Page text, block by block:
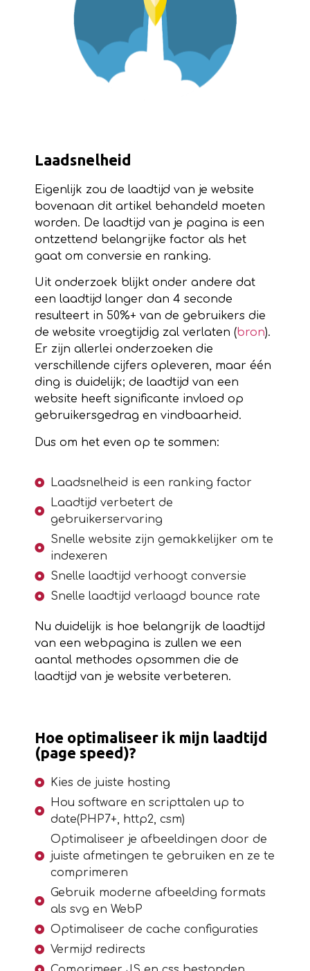
Laadsnelheid
Eigenlijk zou de laadtijd van je website
bovenaan dit artikel behandeld moeten
worden. De laadtijd van je pagina is een
ontzettend belangrijke factor als het
gaat om conversie en ranking.
Uit onderzoek blijkt onder andere dat
een laadtijd langer dan 4 seconde
resulteert in 50%+ van de gebruikers die
de website vroegtijdig zal verlaten (bron).
Er zijn allerlei onderzoeken die
verschillende cijfers opleveren, maar één
ding is duidelijk; de laadtijd van een
website heeft significante invloed op
gebruikersgedrag en vindbaarheid.
Dus om het even op te sommen:
Laadsnelheid is een ranking factor
Laadtijd verbetert de
gebruikerservaring
Snelle website zijn gemakkelijker om te
indexeren
Snelle laadtijd verhoogt conversie
Snelle laadtijd verlaagd bounce rate
Nu duidelijk is hoe belangrijk de laadtijd
van een webpagina is zullen we een
aantal methodes opsommen die de
laadtijd van je website verbeteren.
Hoe optimaliseer ik mijn laadtijd
(page speed)?
Kies de juiste hosting
Hou software en scripttalen up to
date(PHP7+, http2, csm)
Optimaliseer je afbeeldingen door de
juiste afmetingen te gebruiken en ze te
comprimeren
Gebruik moderne afbeelding formats
als svg en WebP
Optimaliseer de cache configuraties
Vermijd redirects